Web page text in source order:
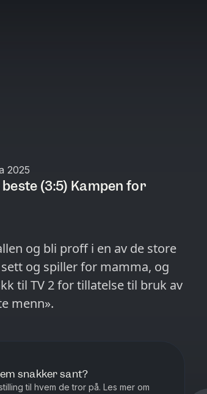
2025
(3:5) Kampen for
og bli proff i en av de store
og spiller for mamma, og
menn».
snakker sant?
hvem de tror på. Les mer om